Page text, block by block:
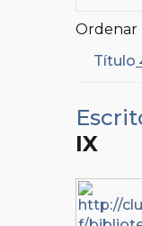
Ordenar
Título
IX